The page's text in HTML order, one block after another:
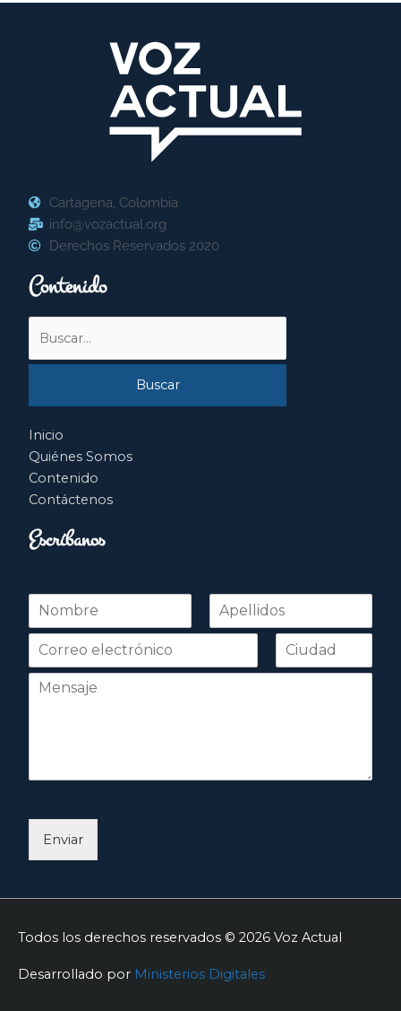
Cartagena, Colombia
info@vozactual.org
Derechos Reservados 2020
Contenido
por:
Inicio
Quiénes Somos
Contenido
Contáctenos
Escríbanos
N
m
r
Nombre Apellidos
Enviar
Todos los derechos reservados © 2026 Voz Actual
Desarrollado por Ministerios Digitales